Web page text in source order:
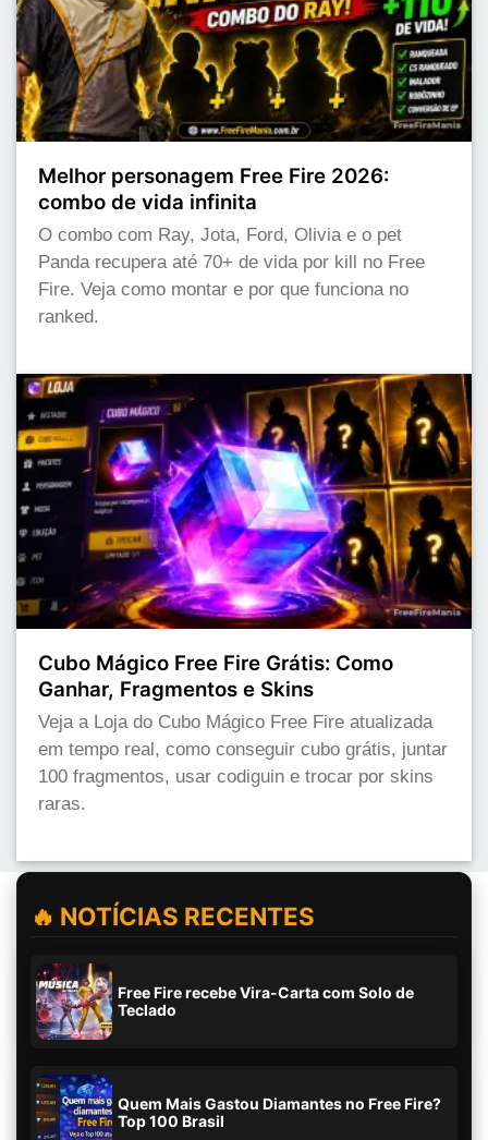
Melhor personagem Free Fire 2026:
combo de vida infinita
O combo com Ray, Jota, Ford, Olivia e o pet
Panda recupera até 70+ de vida por kill no Free
Fire. Veja como montar e por que funciona no
ranked.
Cubo Mágico Free Fire Grátis: Como
Ganhar, Fragmentos e Skins
Veja a Loja do Cubo Mágico Free Fire atualizada
em tempo real, como conseguir cubo grátis, juntar
100 fragmentos, usar codiguin e trocar por skins
raras.
🔥 NOTÍCIAS RECENTES
Free Fire recebe Vira-Carta com Solo de
Teclado
Quem Mais Gastou Diamantes no Free Fire?
Top 100 Brasil